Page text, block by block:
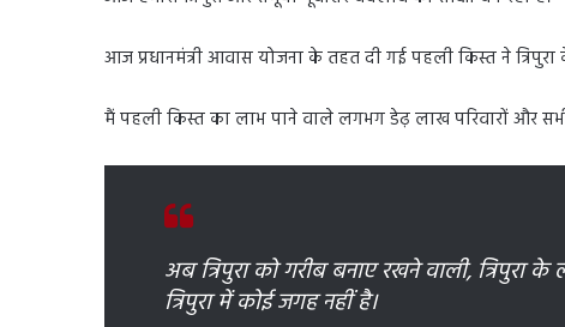
आज प्रधानमंत्री आवास योजना के तहत दी गई पहली किस्त ने
मैं पहली किस्त का लाभ पाने वाले लगभग डेढ़ लाख परिवारों और सभी
अब त्रिपुरा को गरीब बनाए रखने वाली,
त्रिपुरा में कोई जगह नहीं है।